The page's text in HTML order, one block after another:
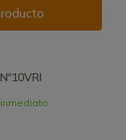
inmediato